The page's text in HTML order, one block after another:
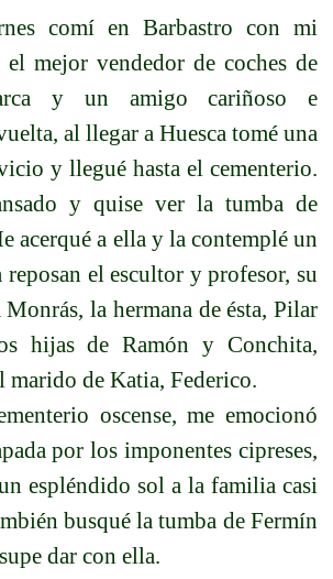
comí en Barbastro con mi
mejor vendedor de coches de
y un amigo cariñoso e
al llegar a Huesca tomé una
y llegué hasta el cementerio.
y quise ver la tumba de
acerqué a ella y la contemplé un
el escultor y profesor, su
la hermana de ésta, Pilar
hijas de Ramón y Conchita,
de Katia, Federico.
oscense, me emocionó
por los imponentes cipreses,
espléndido sol a la familia casi
busqué la tumba de Fermín
dar con ella.